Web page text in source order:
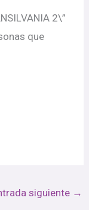
2\”
que
siguiente →